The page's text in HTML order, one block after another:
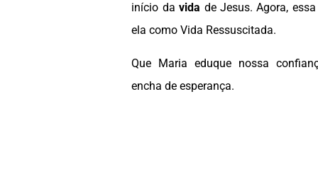
início davida de Jesus. Agora,
ela como Vida Ressuscitada.
Que Maria eduque nossa
encha de esperança.